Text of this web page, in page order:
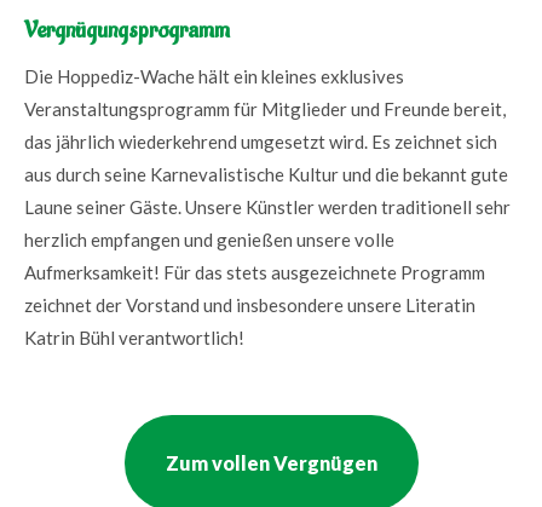
Vergnügungsprogramm
Die Hoppediz-Wache hält ein kleines exklusives
Veranstaltungsprogramm für Mitglieder und Freunde bereit,
das jährlich wiederkehrend umgesetzt wird. Es zeichnet sich
aus durch seine Karnevalistische Kultur und die bekannt gute
Laune seiner Gäste. Unsere Künstler werden traditionell sehr
herzlich empfangen und genießen unsere volle
Aufmerksamkeit! Für das stets ausgezeichnete Programm
zeichnet der Vorstand und insbesondere unsere Literatin
Katrin Bühl verantwortlich!
Zum vollen Vergnügen